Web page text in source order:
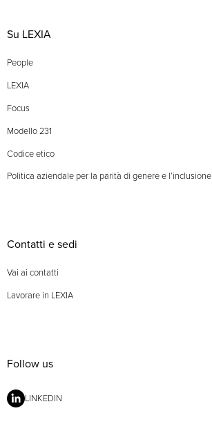
Su LEXIA
People
LEXIA
Focus
Modello 231
Codice etico
Politica aziendale per la parità di genere e l’inclusione
Contatti e sedi
Vai ai contatti
Lavorare in LEXIA
Follow us
LINKEDIN